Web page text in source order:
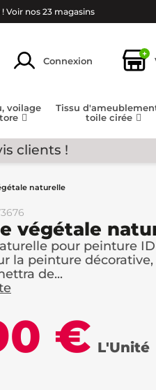
!Voir nos 23 magasins
Connexion
+
voilage
Tissu
toile cirée
clients !
naturelle
végétale
pour peinture
la peinture
de...
€ L'Unité